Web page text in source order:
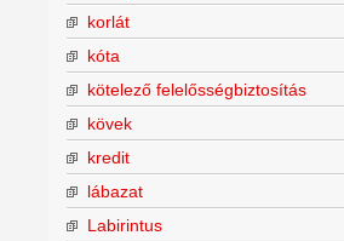
korlát
kóta
kötelező felelősségbiztosítás
kövek
kredit
lábazat
Labirintus